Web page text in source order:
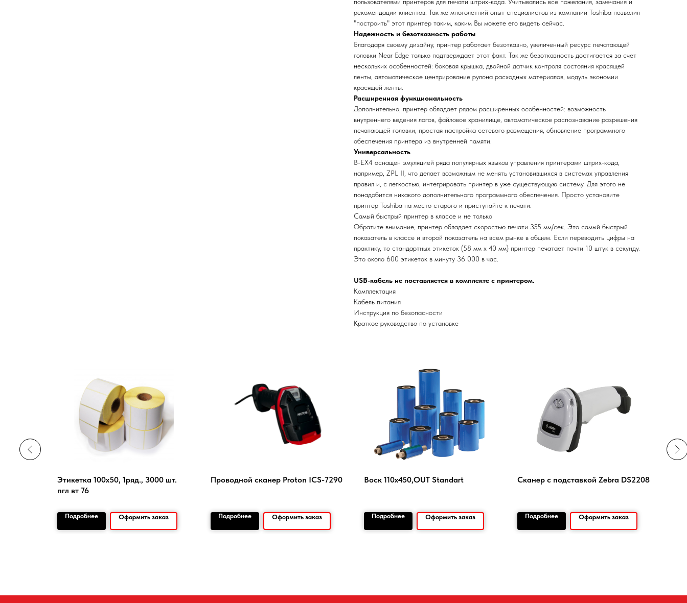
рекомендации клиентов. Так же многолетний опыт специалистов из компании Toshiba позволил
"построить" этот принтер таким, каким Вы можете его видеть сейчас.
Надежность и безотказность работы
Благодаря своему дизайну, принтер работает безотказно, увеличенный ресурс печатающей
головки Near Edge только подтверждает этот факт. Так же безотказность достигается за счет
нескольких особенностей: боковая крышка, двойной датчик контроля состояния красящей
ленты, автоматическое центрирование рулона расходных материалов, модуль экономии
красящей ленты.
Расширенная функциональность
Дополнительно, принтер обладает рядом расширенных особенностей: возможность
внутреннего ведения логов, файловое хранилище, автоматическое распознавание разрешения
печатающей головки, простая настройка сетевого размещения, обновление программного
обеспечения принтера из внутренней памяти.
Универсальность
B-EX4 оснащен эмуляцией ряда популярных языков управления принтерами штрих-кода,
например, ZPL II, что делает возможным не менять установившихся в системах управления
правил и, с легкостью, интегрировать принтер в уже существующую систему. Для этого не
понадобится никакого дополнительного программного обеспечения. Просто установите
принтер Toshiba на место старого и приступайте к печати.
Самый быстрый принтер в классе и не только
Обратите внимание, принтер обладает скоростью печати 355 мм/сек. Это самый быстрый
показатель в классе и второй показатель на всем рынке в общем. Если переводить цифры на
практику, то стандартных этикеток (58 мм х 40 мм) принтер печатает почти 10 штук в секунду.
Это около 600 этикеток в минуту 36 000 в час.
USB-кабель не поставляется в комплекте с принтером.
Комплектация
Кабель питания
Инструкция по безопасности
Краткое руководство по установке
Этикетка 100х50, 1ряд., 3000 шт.
пгл вт 76
Подробнее Оформить заказ
Проводной сканер Proton ICS-7290
Подробнее Оформить заказ
Воск 110х450,OUT Standart
Подробнее Оформить заказ
Сканер с подставкой Zebra DS2208
Подробнее Оформить заказ